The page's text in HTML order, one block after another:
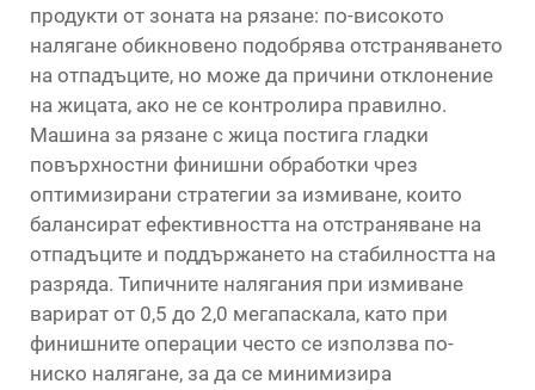
продукти от зоната на рязане: по-високото
налягане обикновено подобрява отстраняването
на отпадъците, но може да причини отклонение
на жицата, ако не се контролира правилно.
Машина за рязане с жица постига гладки
повърхностни финишни обработки чрез
оптимизирани стратегии за измиване, които
балансират ефективността на отстраняване на
отпадъците и поддържането на стабилността на
разряда. Типичните налягания при измиване
варират от 0,5 до 2,0 мегапаскала, като при
финишните операции често се използва по-
ниско налягане, за да се минимизира